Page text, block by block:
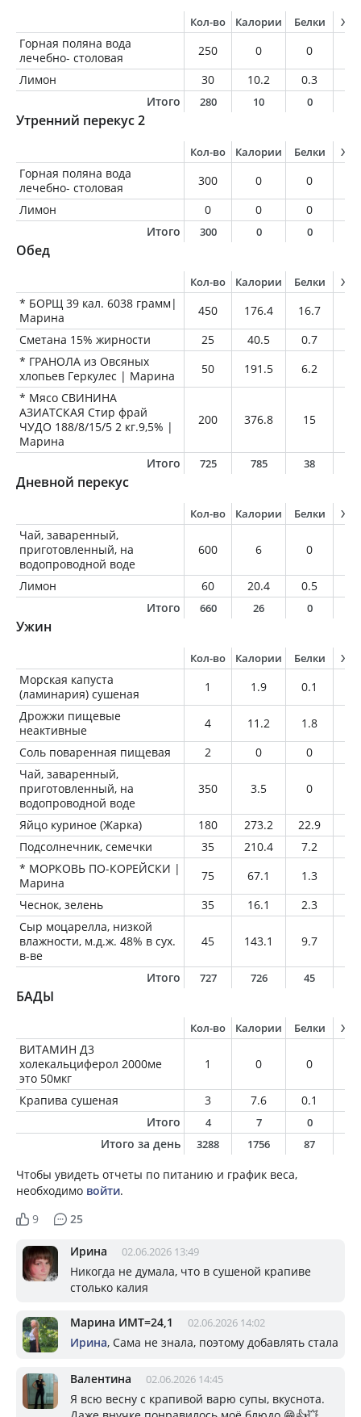
Кол-во Калории Белки
Горная поляна вода
лечебно- столовая
250 0 0
Лимон
30 10.2 0.3
Итого
280 10 0
Утренний перекус 2
Кол-во Калории Белки
Горная поляна вода
лечебно- столовая
300 0 0
Лимон
0 0 0
Итого
300 0 0
Обед
Кол-во Калории Белки
* БОРЩ 39 кал. 6038 грамм|
Марина
450 176.4 16.7
Сметана 15% жирности
25 40.5 0.7
* ГРАНОЛА из Овсяных
хлопьев Геркулес | Марина
50 191.5 6.2
* Мясо СВИНИНА
АЗИАТСКАЯ Стир фрай
ЧУДО 188/8/15/5 2 кг.9,5% |
Марина
200 376.8 15
Итого 725 785 38
Дневной перекус
Кол-во Калории Белки
Чай, заваренный,
приготовленный, на
водопроводной воде
600 6 0
Лимон 60 20.4 0.5
Итого
660 26 0
Ужин
Кол-во Калории Белки
Морская капуста
(ламинария) сушеная
1 1.9 0.1
Дрожжи пищевые
неактивные
4 11.2 1.8
Соль поваренная пищевая
2 0 0
Чай, заваренный,
приготовленный, на
водопроводной воде
350 3.5 0
Яйцо куриное (Жарка) 180 273.2 22.9
Подсолнечник, семечки
35 210.4 7.2
* МОРКОВЬ ПО-КОРЕЙСКИ |
Марина
75 67.1 1.3
Чеснок, зелень
35 16.1 2.3
Сыр моцарелла, низкой
влажности, м.д.ж. 48% в сух.
в-ве
45 143.1 9.7
Итого 727 726 45
БАДЫ
Кол-во Калории Белки
ВИТАМИН Д3
холекальциферол 2000ме
это 50мкг
1 0 0
Крапива сушеная 3 7.6 0.1
Итого
4 7 0
Итого за день 3288 1756 87
Чтобы увидеть отчеты по питанию и график веса,
необходимо войти.
9
25
Ирина 02.06.2026 13:49
Никогда не думала, что в сушеной крапиве
столько калия
Марина ИМТ=24,1 02.06.2026 14:02
Ирина, Сама не знала, поэтому добавлять стала
Валентина 02.06.2026 14:45
Я всю весну с крапивой варю супы, вкуснота.